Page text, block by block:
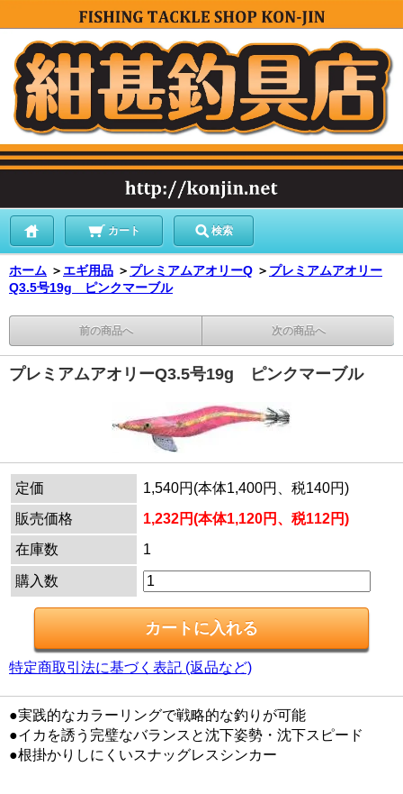
カート 検索
ホーム ＞ エギ用品 ＞ プレミアムアオリーQ ＞ プレミアムアオリー
Q3.5号19g ピンクマーブル
前の商品へ 次の商品へ
プレミアムアオリーQ3.5号19g ピンクマーブル
定価
1,540円(本体1,400円、税140円)
販売価格
1,232円(本体1,120円、税112円)
在庫数
1
購入数
特定商取引法に基づく表記 (返品など)
●実践的なカラーリングで戦略的な釣りが可能
●イカを誘う完璧なバランスと沈下姿勢・沈下スピード
●根掛かりしにくいスナッグレスシンカー